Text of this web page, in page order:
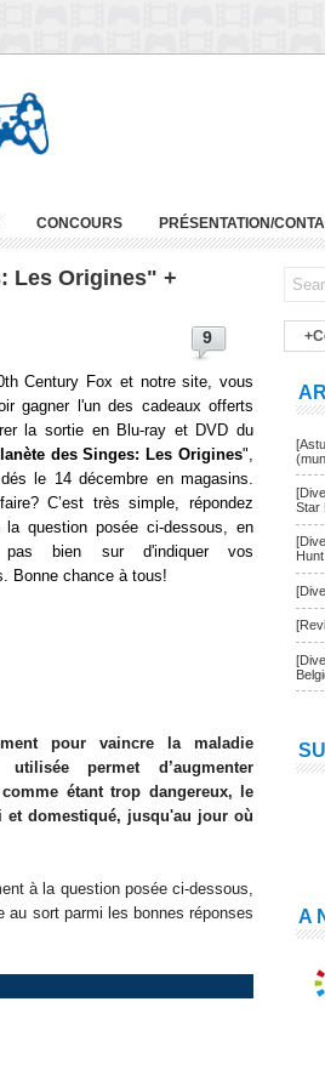
CONCOURS PRÉSENTATION/
Les Origines" +
9
Century Fox et notre site, vous
gagner l'un des cadeaux offerts
la sortie en Blu-ray et DVD du
des Singes: Les Origines",
le 14 décembre en magasins.
C’est très simple, répondez
question posée ci-dessous, en
pas bien sur d'indiquer vos
Bonne chance à tous!
pour vaincre la maladie
permet d’augmenter
étant trop dangereux, le
et domestiqué, jusqu'au jour où
à la question posée ci-dessous,
au sort parmi les bonnes réponses
Star
Hunt
A